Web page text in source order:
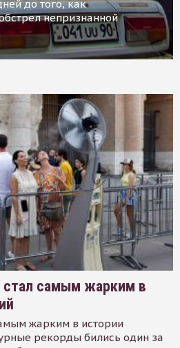
до того, как
непризнанной
стал самым жарким в
жарким в истории
рекорды бились один за